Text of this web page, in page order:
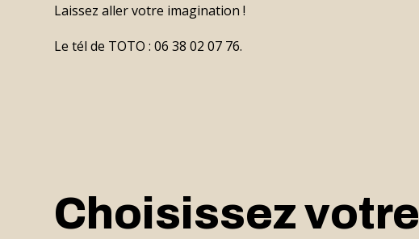
Laissez aller votre imagination !
Le tél de TOTO : 06 38 02 07 76.
Choisissez votre